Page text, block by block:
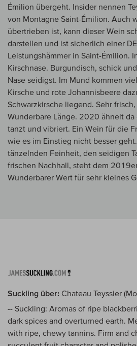
Émilion übergeht. Insider nennen
von Montagne Saint-Émilion. Auch
übertrieben ist, kann dieser Wein
darstellen und ist sicherlich einer
Leistungshämmer in Saint-Émilion.
Kirschnase. Burgundisch, schick
Nase seidigst. Im Mund kommen
Kirsche und rote Johannisbeere
Schwarzkirsche liegend. Sehr
Wunderbare Länge. 2020 ähnelt
tanzt und vibriert. Ein Wein für die
wie es im Einstieg nicht besser
tänzelnden Feinheit, den seidigen
frischen Nachhall, steht dem
Wunderbarer Wert für sehr kleines
Suckling über: Chateau Teyssier
-- Suckling: Aromas of ripe
dark spices and overturned earth.
with ripe, chewy tannins. Firm and